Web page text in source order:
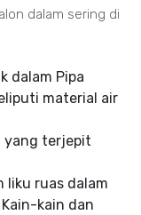
dalam sering di
dalam Pipa
material air
yang terjepit
liku ruas dalam
kain dan